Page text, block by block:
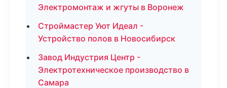
Электромонтаж и жгуты в Воронеж
Строймастер Уют Идеал -
Устройство полов в Новосибирск
Завод Индустрия Центр -
Электротехническое производство в
Самара